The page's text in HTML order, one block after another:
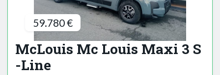
59.780 €
McLouis Mc Louis Maxi 3 S
-Line